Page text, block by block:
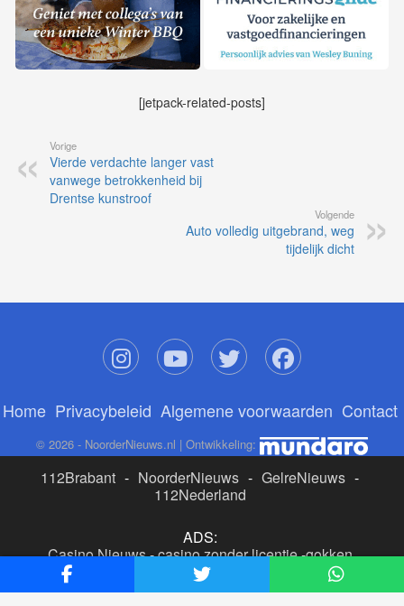
[jetpack-related-posts]
Vorige
Vierde verdachte langer vast
vanwege betrokkenheid bij
Drentse kunstroof
Volgende
Auto volledig uitgebrand, weg
tijdelijk dicht
Home Privacybeleid Algemene voorwaarden Contact
© 2026 - NoorderNieuws.nl | Ontwikkeling:
112Brabant - NoorderNieuws - GelreNieuws -
112Nederland
ADS:
Casino Nieuws-casino zonder licentie-gokken
buitenlandse site
beste online casino nederland